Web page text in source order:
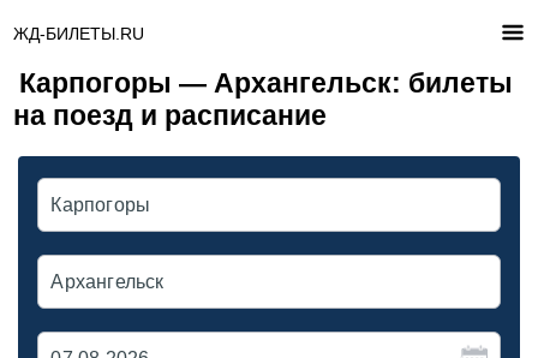
ЖД-БИЛЕТЫ.RU
Карпогоры — Архангельск: билеты
на поезд и расписание